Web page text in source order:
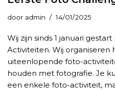
door admin 14/01/2025
Wij zijn sinds 1 januari
Activiteiten. Wij organiseren
uiteenlopende foto-
houden met fotografie. Je
een enkele foto-activiteit,